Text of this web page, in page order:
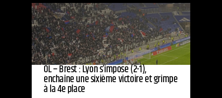
OL – Brest : Lyon s’impose (2-1),
enchaîne une sixième victoire et grimpe
à la 4e place